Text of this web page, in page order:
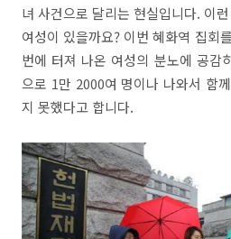
녀 사건으로 달리는 현실입니다. 이
여성이 있을까요? 이번 혜화역 집회
번에 터져 나온 여성의 분노에 공감
으로 1만 2000여 명이나 나와서 함
지 못했다고 합니다.